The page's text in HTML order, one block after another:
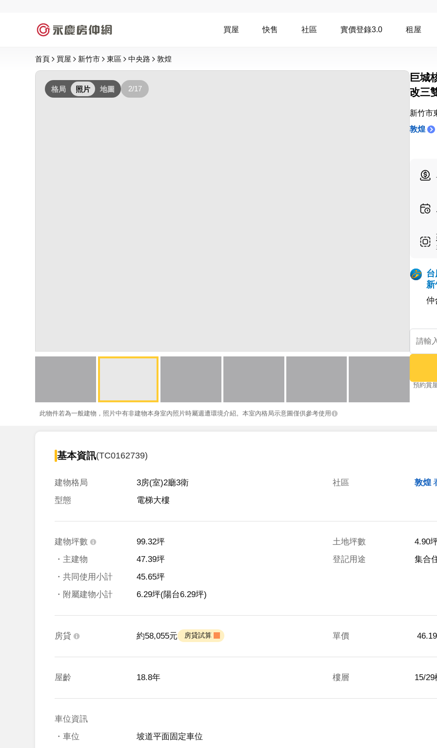
買屋 快售 社區 實價登錄3.0 租屋
首頁 買屋 新竹市 東區 中央路 敦煌
格局 照片 地圖 2/17
此物件若為一般建物，照片中有非建物本身室內照片時屬週遭環境介紹。本室內格局示意圖僅供參考使用
巨城
改三
新竹市
敦煌
新
仲
預約賞
基本資訊(TC0162739)
建物格局
3房(室)2廳3衛
型態
電梯大樓
社區 敦煌
建物坪數
99.32坪
・主建物
47.39坪
・共同使用小計
45.65坪
・附屬建物小計
6.29坪(陽台6.29坪)
土地坪數
4.90
登記用途
集合
房貸 約58,055元 房貸試算 單價
屋齡 18.8年 樓層 15/29
車位資訊
・車位
坡道平面固定車位